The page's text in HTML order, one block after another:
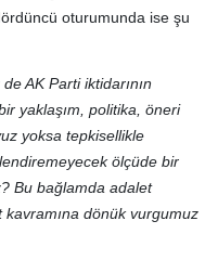
oturumunda ise şu
AK Parti iktidarının
yaklaşım, politika, öneri
yoksa tepkisellikle
ölçüde bir
Bu bağlamda adalet
dönük vurgumuz